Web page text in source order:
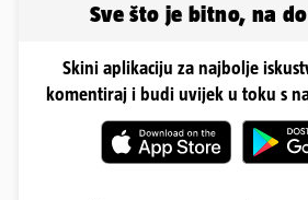
Sve što je bitno, na
Skini aplikaciju za najbolje
komentiraj i budi uvijek u toku s